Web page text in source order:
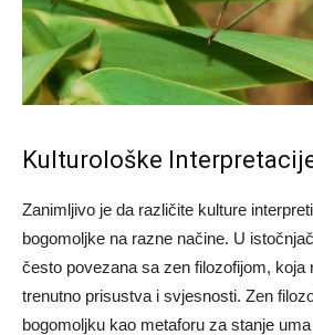
Kulturološke
Zanimljivo je da različite kulture
bogomoljke na razne načine. U
često povezana sa zen filozofijom, koja
trenutno prisustva i svjesnosti. Zen
bogomoljku kao metaforu za stanje